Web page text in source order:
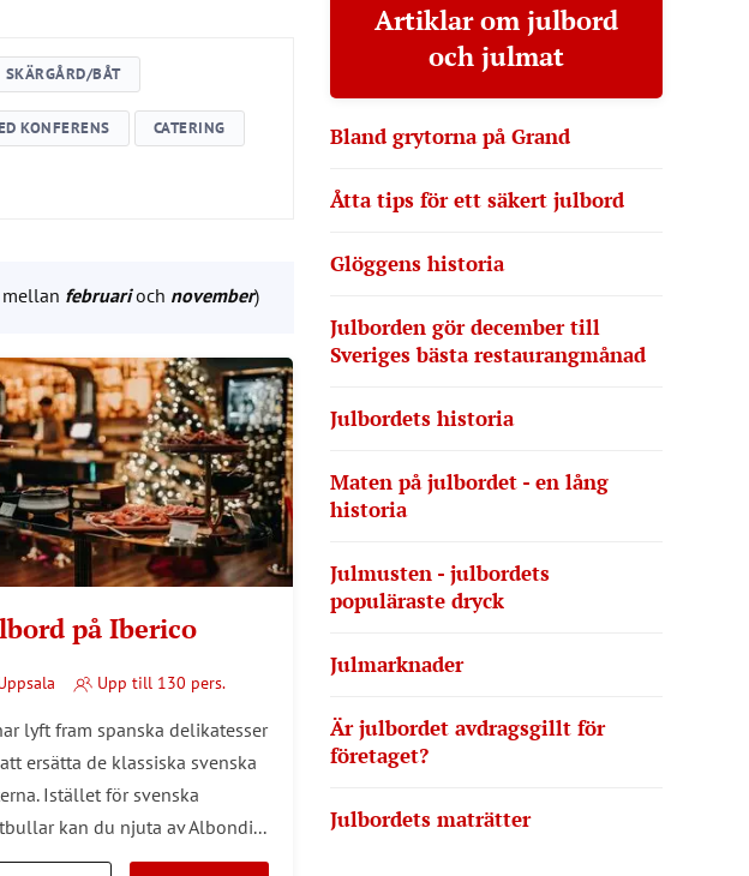
SKÄRGÅRD/BÅT
KONFERENS CATERING
februarioch november)
på Iberico
Upp till 130 pers.
lyft fram spanska delikatesser
ersätta de klassiska svenska
Istället för svenska
kan du njuta av Albondi...
Artiklar om julbord
och julmat
Bland grytorna på Grand
Åtta tips för ett säkert julbord
Glöggens historia
Julborden gör december till
Sveriges bästa restaurangmånad
Julbordets historia
Maten på julbordet - en lång
historia
Julmusten - julbordets
populäraste dryck
Julmarknader
Är julbordet avdragsgillt för
företaget?
Julbordets maträtter